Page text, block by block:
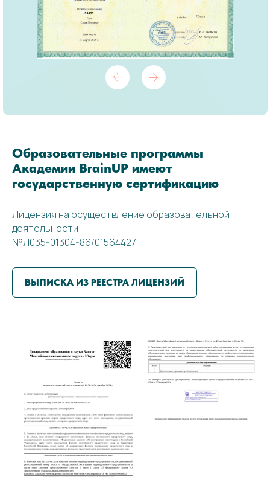
Образовательные программы
Академии BrainUP имеют
государственную сертификацию
Лицензия на осуществление образовательной
деятельности
№Л035-01304-86/01564427
ВЫПИСКА ИЗ РЕЕСТРА ЛИЦЕНЗИЙ